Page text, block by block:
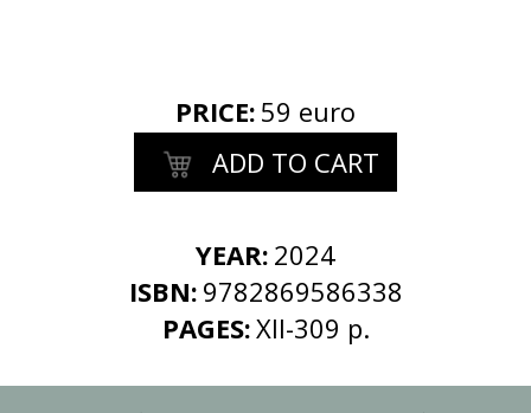
PRICE: 59 euro
ADD TO CART
YEAR: 2024
ISBN: 9782869586338
PAGES:XII-309 p.